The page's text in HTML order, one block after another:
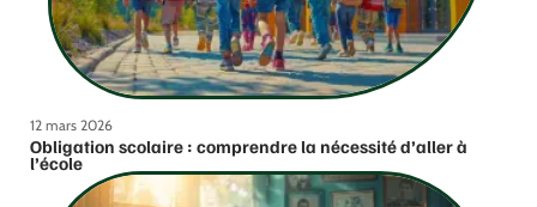
12 mars 2026
Obligation scolaire : comprendre la nécessité d’aller à
l’école